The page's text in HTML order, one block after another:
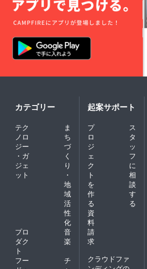
カテゴリー
テク
ノロ
ジー
・ガ
ジェ
ット
ま
ち
づ
く
り
・
地
域
活
性
化
プロ
ダク
ト
音
楽
フー
チ
起案サポート
プ
ロ
ジ
ェ
ク
ト
を
作
る
ス
タ
ッ
フ
に
相
談
す
る
資
料
請
求
クラウドファ